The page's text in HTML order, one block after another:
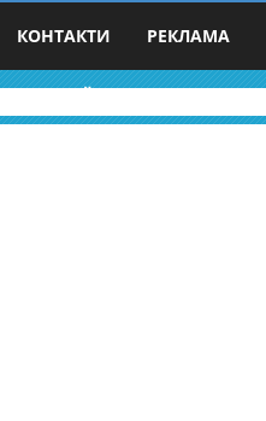
КОНТАКТИ РЕКЛАМА